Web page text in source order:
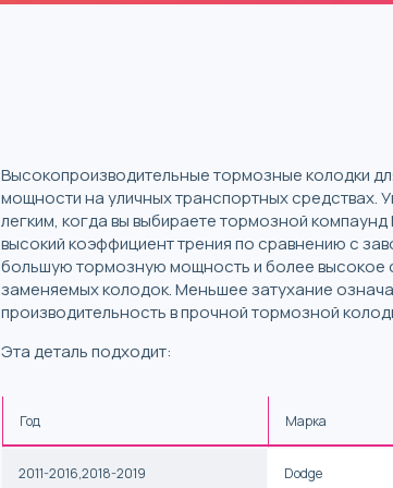
Высокопроизводительные тормозные колодки
мощности на уличных транспортных средствах.
легким, когда вы выбираете тормозной
высокий коэффициент трения по сравнению с
большую тормозную мощность и более высокое
заменяемых колодок. Меньшее затухание
производительность в прочной тормозной
Эта деталь подходит:
Год Марка
2011-2016,2018-2019 Dodge